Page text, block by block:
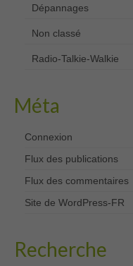
Dépannages
Non classé
Radio-Talkie-Walkie
Méta
Connexion
Flux des publications
Flux des commentaires
Site de WordPress-FR
Recherche